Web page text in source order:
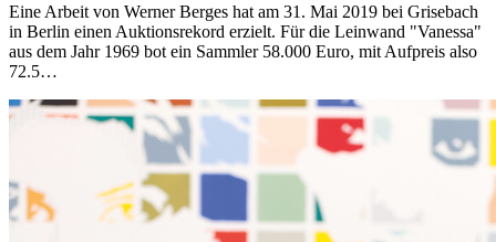
Eine Arbeit von Werner Berges hat am 31. Mai 2019 bei Grisebach
in Berlin einen Auktionsrekord erzielt. Für die Leinwand "Vanessa"
aus dem Jahr 1969 bot ein Sammler 58.000 Euro, mit Aufpreis also
72.5…